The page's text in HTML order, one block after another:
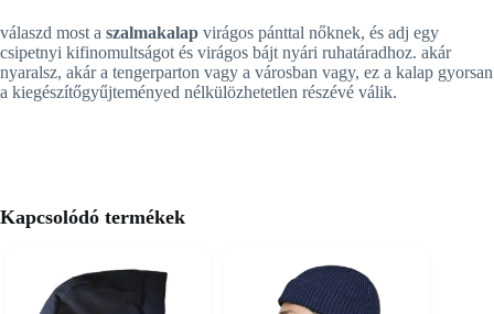
válaszd most a szalmakalap virágos pánttal nőknek, és adj egy
csipetnyi kifinomultságot és virágos bájt nyári ruhatáradhoz. akár
nyaralsz, akár a tengerparton vagy a városban vagy, ez a kalap gyorsan
a kiegészítőgyűjteményed nélkülözhetetlen részévé válik.
Kapcsolódó termékek